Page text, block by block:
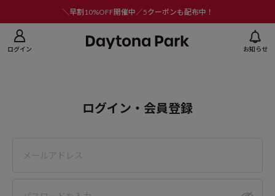
＼早割10%OFF開催中／5クーポンも配布中！
ログイン お知らせ
ログイン・会員登録